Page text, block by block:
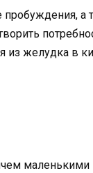
пробуждения,
из желудка в
маленькими